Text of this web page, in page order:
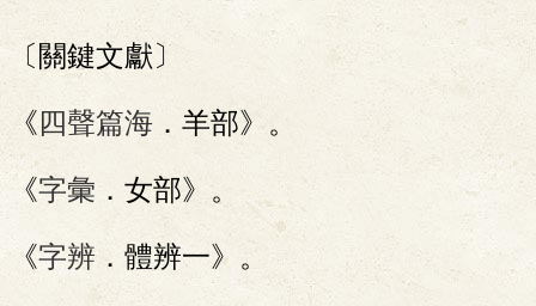
〔關鍵文獻〕
《 四聲篇海 ．羊部》。
《字彙 ．女部》。
《字辨 ．體辨一》。